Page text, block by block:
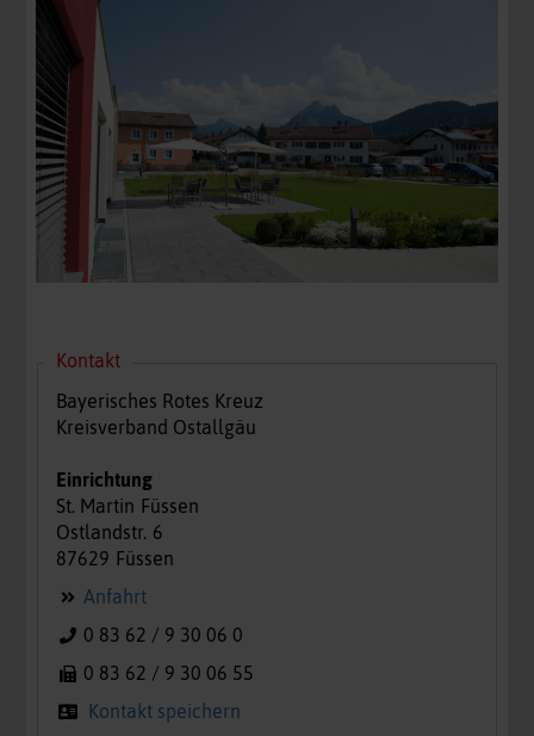
Kontakt
Bayerisches Rotes Kreuz
Kreisverband Ostallgäu
Einrichtung
St. Martin Füssen
Ostlandstr. 6
87629 Füssen
Anfahrt
0 83 62 / 9 30 06 0
0 83 62 / 9 30 06 55
Kontakt speichern